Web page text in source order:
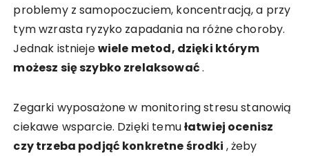
problemy z samopoczuciem, koncentracją, a przy
tym wzrasta ryzyko zapadania na różne choroby.
Jednak istniejewiele metod, dzięki którym
możesz się szybko zrelaksować.
Zegarki wyposażone w monitoring stresu stanowią
ciekawe wsparcie. Dzięki temułatwiej ocenisz
czy trzeba podjąć konkretne środki , żeby